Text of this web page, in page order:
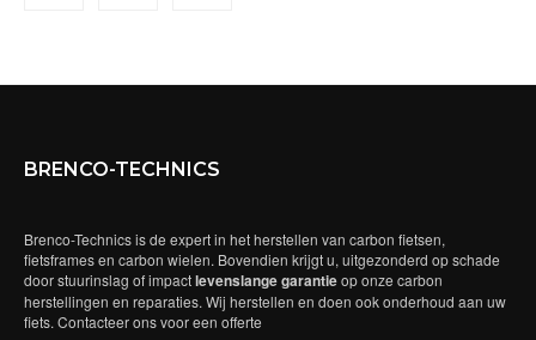
BRENCO-TECHNICS
Brenco-Technics is de expert in het herstellen van carbon fietsen,
fietsframes en carbon wielen. Bovendien krijgt u, uitgezonderd op schade
door stuurinslag of impactlevenslange garantieop onze carbon
herstellingen en reparaties. Wij herstellen en doen ook onderhoud aan uw
fiets. Contacteer ons voor een offerte